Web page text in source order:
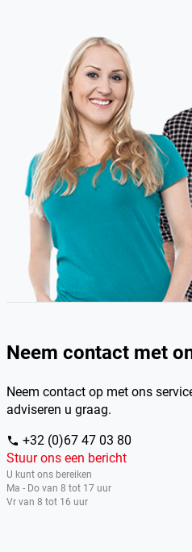
Neem contact met
Neem contact op met ons
adviseren u graag.
phone +32 (0)67 47 03 80
Stuur ons een bericht
U kunt ons bereiken
Ma - Do van 8 tot 17 uur
Vr van 8 tot 16 uur